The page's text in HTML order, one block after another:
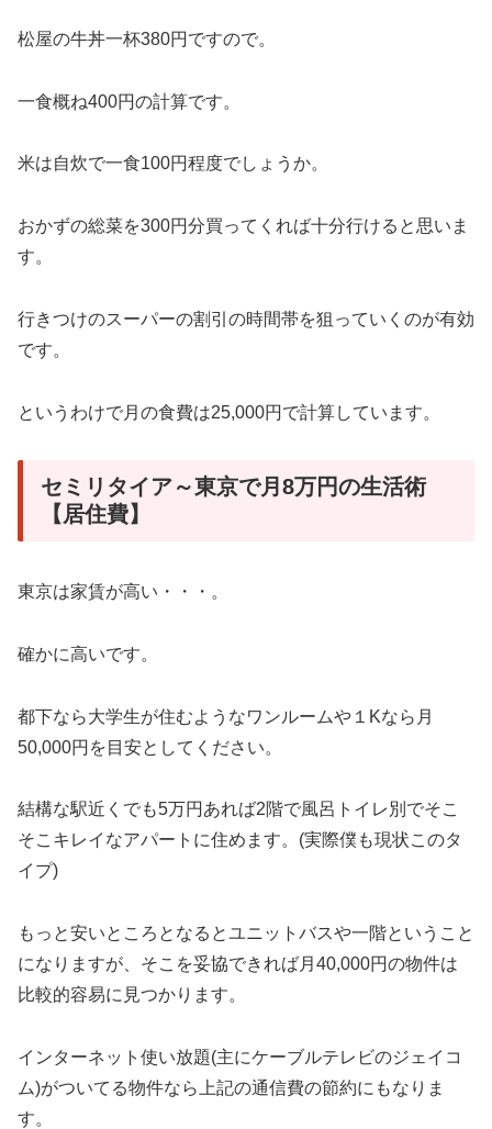
松屋の牛丼一杯380円ですので。
一食概ね400円の計算です。
米は自炊で一食100円程度でしょうか。
おかずの総菜を300円分買ってくれば十分行けると思いま
す。
行きつけのスーパーの割引の時間帯を狙っていくのが有効
です。
というわけで月の食費は25,000円で計算しています。
セミリタイア～東京で月8万円の生活術
【居住費】
東京は家賃が高い・・・。
確かに高いです。
都下なら大学生が住むようなワンルームや１Kなら月
50,000円を目安としてください。
結構な駅近くでも5万円あれば2階で風呂トイレ別でそこ
そこキレイなアパートに住めます。(実際僕も現状このタ
イプ)
もっと安いところとなるとユニットバスや一階ということ
になりますが、そこを妥協できれば月40,000円の物件は
比較的容易に見つかります。
インターネット使い放題(主にケーブルテレビのジェイコ
ム)がついてる物件なら上記の通信費の節約にもなりま
す。